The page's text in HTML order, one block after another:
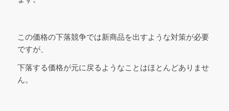
この価格の下落競争では新商品を出すような対策が必要
ですが、
下落する価格が元に戻るようなことはほとんどありませ
ん。